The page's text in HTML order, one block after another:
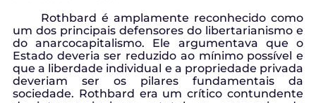
Rothbard é amplamente reconhecido como
um dos principais defensores do libertarianismo e
do anarcocapitalismo. Ele argumentava que o
Estado deveria ser reduzido ao mínimo possível e
que a liberdade individual e a propriedade privada
deveriam ser os pilares fundamentais da
sociedade. Rothbard era um crítico contundente